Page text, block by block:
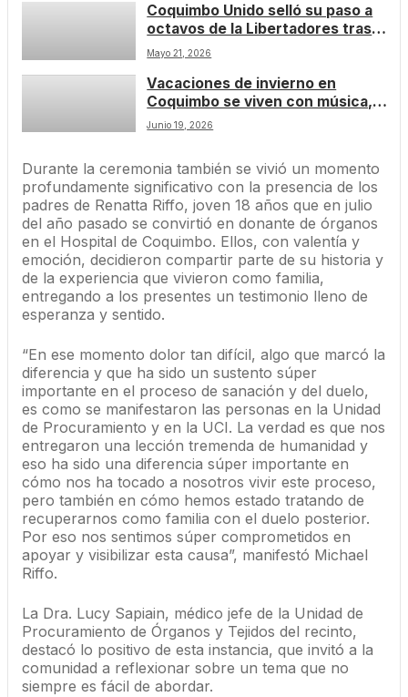
Coquimbo Unido selló su paso a
octavos de la Libertadores tras
empate entre Nacional y
Mayo 21, 2026
Vacaciones de invierno en
Coquimbo se viven con música,
teatro, magia y actividades para
Junio 19, 2026
Durante la ceremonia también se vivió un momento
profundamente significativo con la presencia de los
padres de Renatta Riffo, joven 18 años que en julio
del año pasado se convirtió en donante de órganos
en el Hospital de Coquimbo. Ellos, con valentía y
emoción, decidieron compartir parte de su historia y
de la experiencia que vivieron como familia,
entregando a los presentes un testimonio lleno de
esperanza y sentido.
“En ese momento dolor tan difícil, algo que marcó la
diferencia y que ha sido un sustento súper
importante en el proceso de sanación y del duelo,
es como se manifestaron las personas en la Unidad
de Procuramiento y en la UCI. La verdad es que nos
entregaron una lección tremenda de humanidad y
eso ha sido una diferencia súper importante en
cómo nos ha tocado a nosotros vivir este proceso,
pero también en cómo hemos estado tratando de
recuperarnos como familia con el duelo posterior.
Por eso nos sentimos súper comprometidos en
apoyar y visibilizar esta causa”, manifestó Michael
Riffo.
La Dra. Lucy Sapiain, médico jefe de la Unidad de
Procuramiento de Órganos y Tejidos del recinto,
destacó lo positivo de esta instancia, que invitó a la
comunidad a reflexionar sobre un tema que no
siempre es fácil de abordar.